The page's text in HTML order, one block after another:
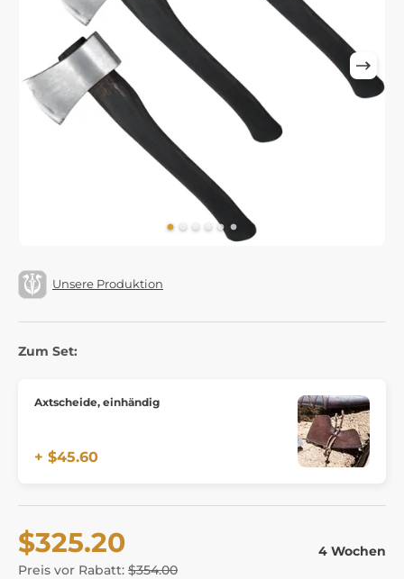
Unsere Produktion
Zum Set:
Axtscheide, einhändig
+ $45.60
$325.20
Preis vor Rabatt: $354.00
4 Wochen